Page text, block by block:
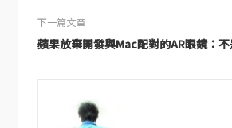
下一篇文章
蘋果放棄開發與Mac配對的AR眼鏡：